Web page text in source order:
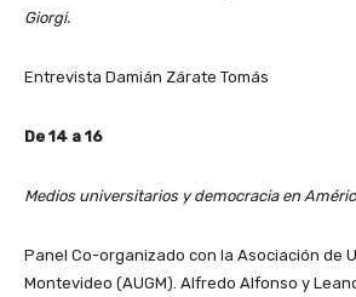
Giorgi.
Entrevista Damián Zárate Tomás
De 14 a 16
Medios universitarios y democracia en
Panel Co-organizado con la Asociación de
Montevideo (AUGM). Alfredo Alfonso y